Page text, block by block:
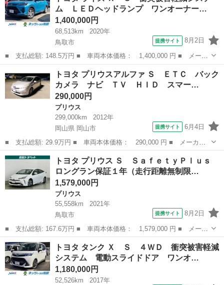
ド ＬＥＤ...
ム ＬＥＤヘッドランプ ワンオーナー…
1,400,000円
68,513km
2020年
鳥取市
提携サイト 8月2日
■ 支払総額: 148.5万円 ■ 車両本体価格： 1,400,000 円 ■ メーカ
ー名： トヨタ ■ 車種名： ライズ ■ グレード名： Ｘ Ｓ 衝
突被害軽減システム ＬＥＤヘッドランプ ワンオーナー 記録簿
アイドリ...
トヨタ
トヨタ プリウスアルファ Ｓ ＥＴＣ バック
カメラ ナビ ＴＶ ＨＩＤ スマー…
290,000円
プリウス
299,000km
2012年
岡山県 岡山市
提携サイト 6月4日
■ 支払総額: 29.9万円 ■ 車両本体価格： 290,000 円 ■ メーカー
名： トヨタ ■ 車種名： プリウスアルファ ■ グレード名：
Ｓ ＥＴＣ バックカメラ ナビ ＴＶ ＨＩＤ スマートキー ア
イドリングスト...
岡山 岡山市 プリウス
トヨタ プリウス Ｓ ＳａｆｅｔｙＰｌｕｓ
ロングラン保証１年（走行距離無制限…
1,579,000円
プリウス
55,558km
2021年
鳥取市
提携サイト 8月2日
■ 支払総額: 167.6万円 ■ 車両本体価格： 1,579,000 円 ■ メーカ
ー名： トヨタ ■ 車種名： プリウス ■ グレード名： Ｓ Ｓａ
ｆｅｔｙＰｌｕｓ ロングラン保証１年（走行距離無制限） ハイブ
リッド保...
鳥取 鳥取市 プリウス
トヨタ タンク Ｘ Ｓ ４ＷＤ 衝突被害軽減
システム 電動スライドドア ワンオ…
1,180,000円
52,526km
2017年